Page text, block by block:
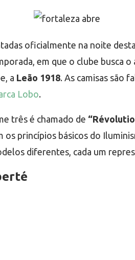
oficialmente na noite
em que o clube busca
a Leão 1918. As camisas são
Lobo.
três é chamado de
os princípios básicos do
diferentes, cada um